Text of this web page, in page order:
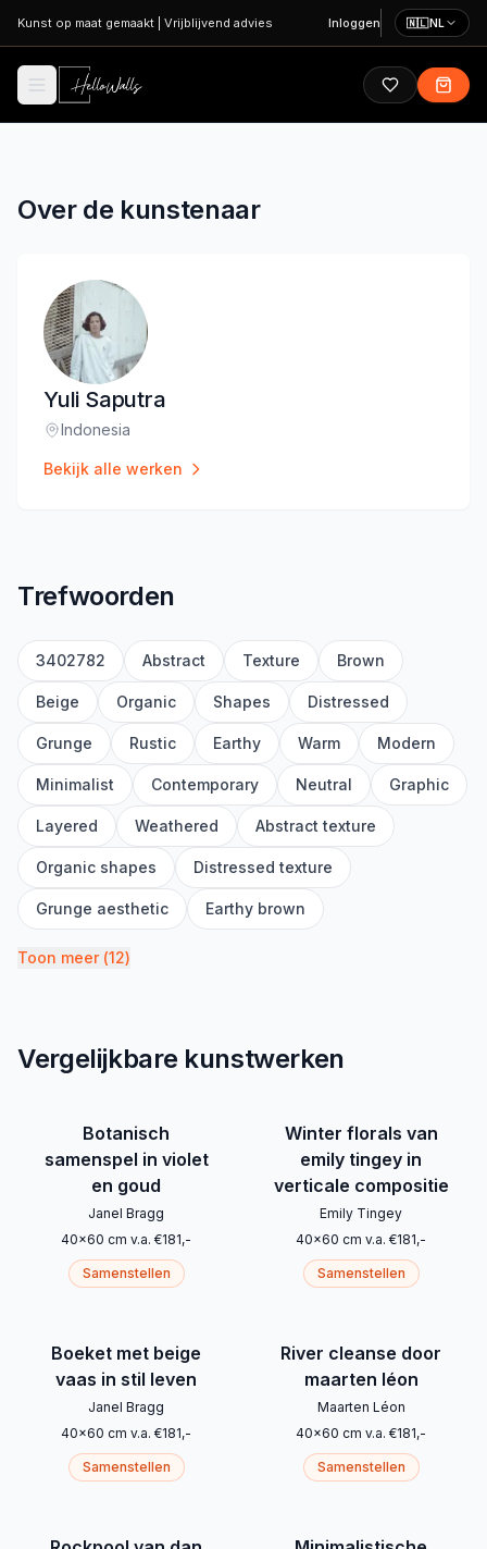
Ga naar hoofdinhoud
Kunst op maat gemaakt Vrijblijvend advies Inloggen 🇳🇱NL
Over de kunstenaar
Yuli Saputra
Locatie
Indonesia
Bekijk alle werken
Trefwoorden
3402782 Abstract Texture Brown
Beige Organic Shapes Distressed
Grunge Rustic Earthy Warm Modern
Minimalist Contemporary Neutral Graphic
Layered Weathered Abstract texture
Organic shapes Distressed texture
Grunge aesthetic Earthy brown
Toon meer(12)
Vergelijkbare kunstwerken
Botanisch
samenspel in violet
en goud
Janel Bragg
40x60 cm v.a. €181,-
Samenstellen
Winter florals van
emily tingey in
verticale compositie
Emily Tingey
40x60 cm v.a. €181,-
Samenstellen
Boeket met beige
vaas in stil leven
Janel Bragg
40x60 cm v.a. €181,-
Samenstellen
River cleanse door
maarten léon
Maarten Léon
40x60 cm v.a. €181,-
Samenstellen